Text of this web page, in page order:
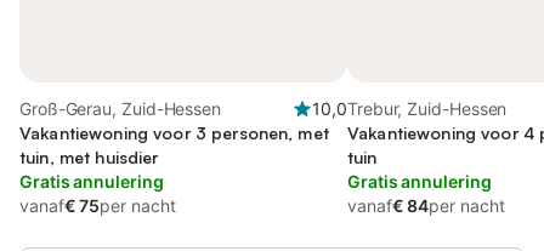
Groß-Gerau, Zuid-Hessen
10,0
Vakantiewoning voor 3 personen, met
tuin, met huisdier
Gratis annulering
vanaf€ 75per nacht
Trebur, Zuid-Hessen
Vakantiewoning voor 4
tuin
Gratis annulering
vanaf€ 84per nacht